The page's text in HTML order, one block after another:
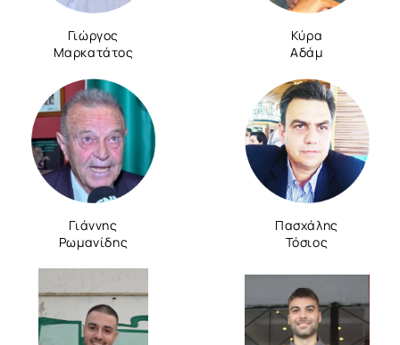
Γιώργος
Μαρκατάτος
Κύρα
Αδάμ
Γιάννης
Ρωμανίδης
Πασχάλης
Τόσιος